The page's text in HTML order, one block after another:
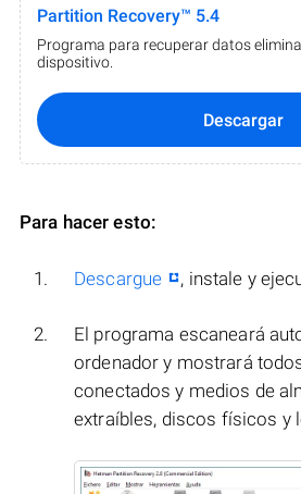
Partition Recovery™ 5.4
Programa para recuperar datos
dispositivo.
Descargar
Para hacer esto:
Descargue , instale y
El programa escaneará
ordenador y mostrará
conectados y medios de
extraíbles, discos físicos y